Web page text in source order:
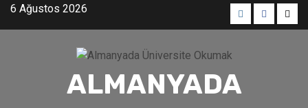
Skip6 Ağustos 2026
MenüMenü
ALMANYADA